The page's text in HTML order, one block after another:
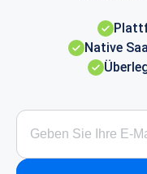
Native